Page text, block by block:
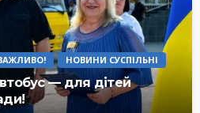
НОВИНИ СУСПІЛЬНІ
— для дітей